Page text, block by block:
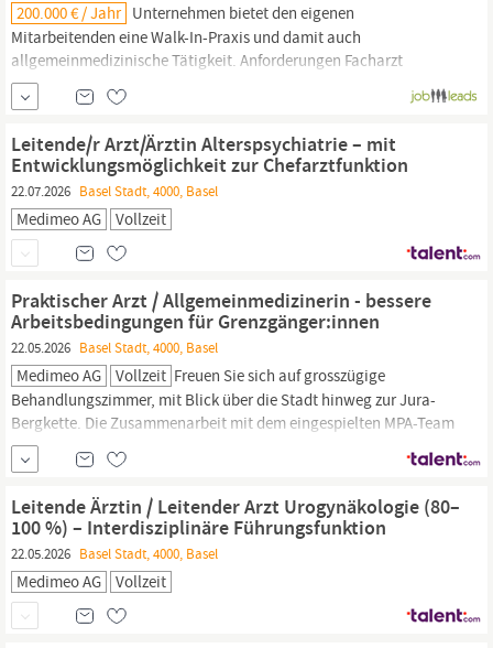
200.000 € / Jahr Unternehmen bietet den eigenen
Mitarbeitenden eine Walk-In-Praxis und damit auch
allgemeinmedizinische Tätigkeit. Anforderungen Facharzt
Arbeitsmedizin, von Vorteil ergänzt mit Allgemeinmedizin,
praktischerArzt, Internist Dienstarztkurs SGNOR, ACLS oder
äquivalente Ausbildungen sind wünschenswert Notfallerfahrung,
vorzugsweise im industriellen Umfeld...
Leitende/r Arzt/Ärztin Alterspsychiatrie – mit
Entwicklungsmöglichkeit zur Chefarztfunktion
22.07.2026 Basel Stadt, 4000, Basel
Medimeo AG Vollzeit
Praktischer Arzt / Allgemeinmedizinerin - bessere
Arbeitsbedingungen für Grenzgänger:innen
22.05.2026 Basel Stadt, 4000, Basel
Medimeo AG Vollzeit Freuen Sie sich auf grosszügige
Behandlungszimmer, mit Blick über die Stadt hinweg zur Jura-
Bergkette. Die Zusammenarbeit mit dem eingespielten MPA-Team
erleichtert den Alltag. Auch Wiedereinsteigerinnen oder Ärzte, die
Teilzeit arbeiten möchten, sind herzlich willkommen! Und als
weiterer Pluspunkt: Trotz zentraler Lage können Sie dank eigener
Tiefgarage auch problemlos...
Leitende Ärztin / Leitender Arzt Urogynäkologie (80–
100 %) – Interdisziplinäre Führungsfunktion
22.05.2026 Basel Stadt, 4000, Basel
Medimeo AG Vollzeit